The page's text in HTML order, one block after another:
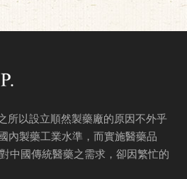
所以設立順然製藥廠的原因不外乎
內製藥工業水準，而實施醫藥品
中國傳統醫藥之需求，卻因繁忙的